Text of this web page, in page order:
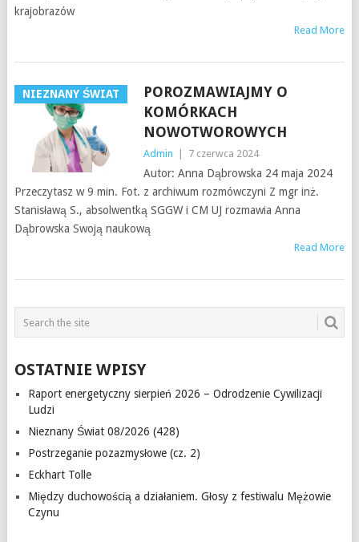
krajobrazów
Read More
NIEZNANY ŚWIAT
POROZMAWIAJMY O
KOMÓRKACH
NOWOTWOROWYCH
Admin 7 czerwca 2024
Autor: Anna Dąbrowska 24 maja 2024
Przeczytasz w 9 min. Fot. z archiwum rozmówczyni Z mgr inż.
Stanisławą S., absolwentką SGGW i CM UJ rozmawia Anna
Dąbrowska Swoją naukową
Read More
OSTATNIE WPISY
Raport energetyczny sierpień 2026 – Odrodzenie Cywilizacji
Ludzi
Nieznany Świat 08/2026 (428)
Postrzeganie pozazmysłowe (cz. 2)
Eckhart Tolle
Między duchowością a działaniem. Głosy z festiwalu Mężowie
Czynu